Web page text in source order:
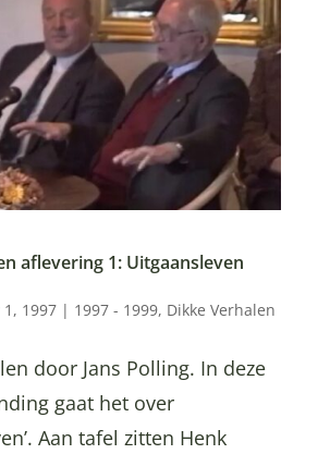
aflevering 1: Uitgaansleven
1, 1997| 1997 - 1999, Dikke Verhalen
door Jans Polling. In deze
gaat het over
Aan tafel zitten Henk